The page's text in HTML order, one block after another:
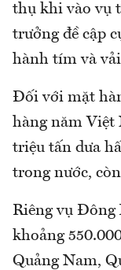
thụ khi vào vụ
trưởng đề cập
hành tím và
Đối với mặt
hàng năm Việt
triệu tấn dưa
trong nước,
Riêng vụ Đông
khoảng
Quảng Nam,